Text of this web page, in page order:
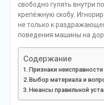
свободно гулять внутри
крепёжную скобу.
не только к
поведения машины на
Содержание
Признаки
Выбор материала и
Нюансы правильной